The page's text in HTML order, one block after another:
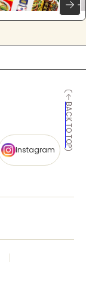
BACK TO TOP
Instagram